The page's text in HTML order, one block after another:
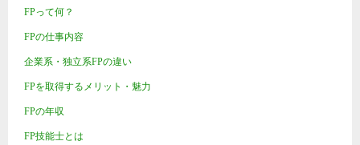
FPって何？
FPの仕事内容
企業系・独立系FPの違い
FPを取得するメリット・魅力
FPの年収
FP技能士とは